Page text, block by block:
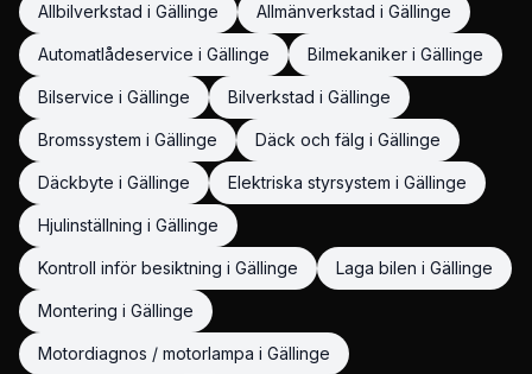
Allbilverkstad i Gällinge Allmänverkstad i Gällinge
Automatlådeservice i Gällinge Bilmekaniker i Gällinge
Bilservice i Gällinge Bilverkstad i Gällinge
Bromssystem i Gällinge Däck och fälg i Gällinge
Däckbyte i Gällinge Elektriska styrsystem i Gällinge
Hjulinställning i Gällinge
Kontroll inför besiktning i Gällinge Laga bilen i Gällinge
Montering i Gällinge
Motordiagnos / motorlampa i Gällinge